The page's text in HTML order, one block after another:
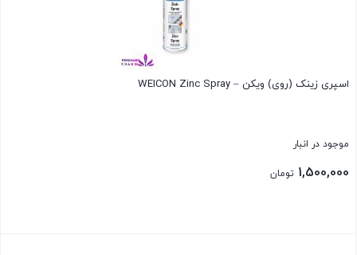
اسپری زینک (روی) ویکن – WEICON Zinc Spray
موجود در انبار
1,500,000 تومان